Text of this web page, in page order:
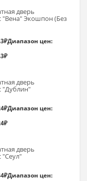
дверь
"Вена" Экошпон (Без
₽Диапазон цен:
дверь
"Дублин"
₽Диапазон цен:
дверь
"Сеул"
₽Диапазон цен: